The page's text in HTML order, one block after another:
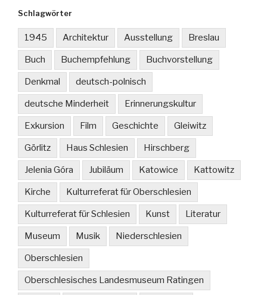
Schlagwörter
1945 Architektur Ausstellung Breslau
Buch Buchempfehlung Buchvorstellung
Denkmal deutsch-polnisch
deutsche Minderheit Erinnerungskultur
Exkursion Film Geschichte Gleiwitz
Görlitz Haus Schlesien Hirschberg
Jelenia Góra Jubiläum Katowice Kattowitz
Kirche Kulturreferat für Oberschlesien
Kulturreferat für Schlesien Kunst Literatur
Museum Musik Niederschlesien
Oberschlesien
Oberschlesisches Landesmuseum Ratingen